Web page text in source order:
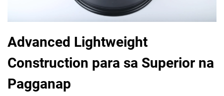
Advanced Lightweight
Construction para sa Superior na
Pagganap